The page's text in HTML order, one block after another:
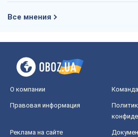
Все мнения
О компании Команда
Правовая информация
Реклама на сайте